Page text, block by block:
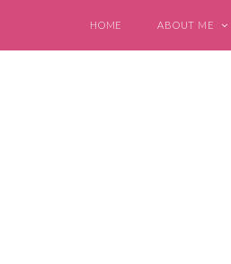
HOME ABOUT ME